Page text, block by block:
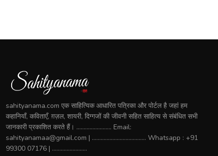
sahityanama.com एक साहित्यिक आधारित पत्रिका और पोर्टल है जहां हम
कहानियाँ, कविताएँ, ग़ज़ल, शायरी, दिग्गजों की जीवनी सहित साहित्य से संबंधित सभी
जानकारी प्रकाशित करते हैं। ........................ Email:
sahityanamaa@gmail.com | ..................................... Whatsapp : +91
99300 07176 | ........................